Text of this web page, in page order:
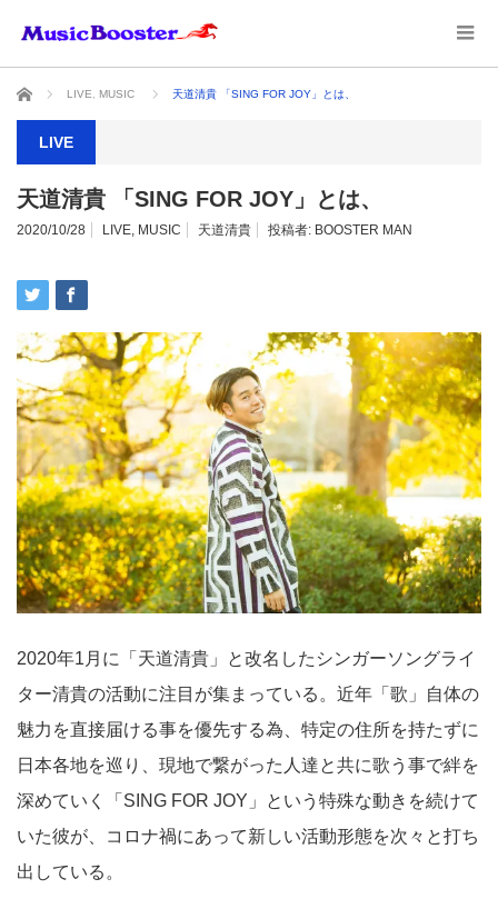
ホーム LIVE MUSIC 天道清貴 「SING FOR JOY」とは、
LIVE
天道清貴 「SING FOR JOY」とは、
2020/10/28 LIVE, MUSIC 天道清貴 投稿者: BOOSTER MAN
2020年1月に「天道清貴」と改名したシンガーソングライ
ター清貴の活動に注目が集まっている。近年「歌」自体の
魅力を直接届ける事を優先する為、特定の住所を持たずに
日本各地を巡り、現地で繋がった人達と共に歌う事で絆を
深めていく「SING FOR JOY」という特殊な動きを続けて
いた彼が、コロナ禍にあって新しい活動形態を次々と打ち
出している。